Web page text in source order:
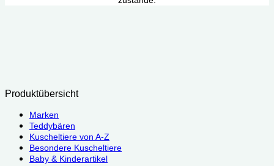
Produktübersicht
Marken
Teddybären
Kuscheltiere von A-Z
Besondere Kuscheltiere
Baby & Kinderartikel